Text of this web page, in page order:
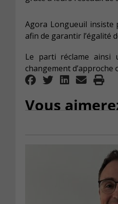
Agora Longueuil insiste
afin de garantir l’égalité
Le parti réclame ainsi
changement d’approche
Vous